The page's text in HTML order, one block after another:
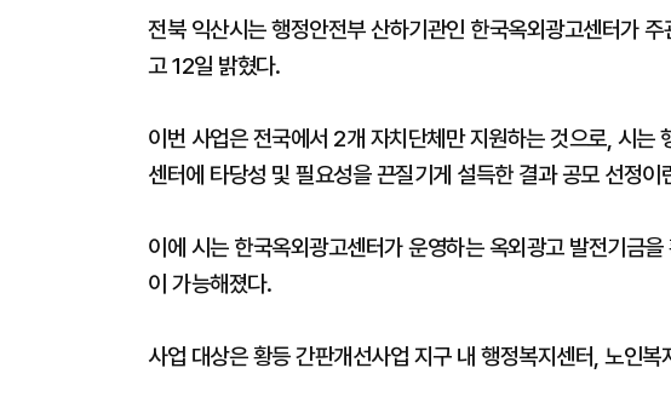
전북 익산시는 행정안전부 산하기관인 한국옥외광고센터가
고 12일 밝혔다.
이번 사업은 전국에서 2개 자치단체만 지원하는 것으로, 시는
센터에 타당성 및 필요성을 끈질기게 설득한 결과 공모 선정이
이에 시는 한국옥외광고센터가 운영하는 옥외광고 발전기금
이 가능해졌다.
사업 대상은 황등 간판개선사업 지구 내 행정복지센터, 노인